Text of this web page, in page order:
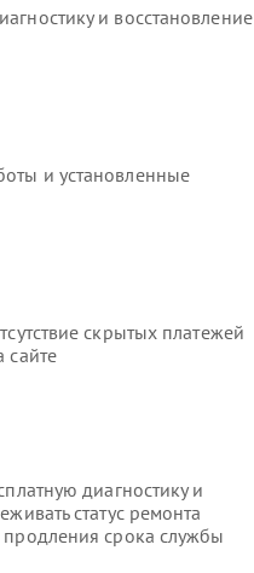
и восстановление
и установленные
скрытых платежей
сайте
диагностику и
статус ремонта
продления срока службы